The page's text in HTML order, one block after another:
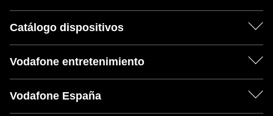
Catálogo dispositivos
Vodafone entretenimiento
Vodafone España